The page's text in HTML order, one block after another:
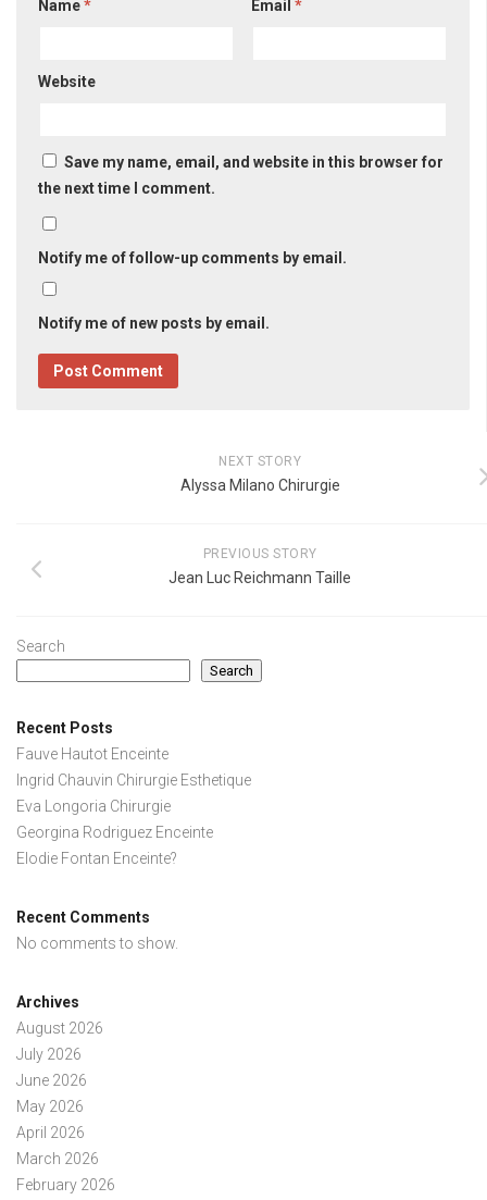
Name* Email*
Website
Save my name, email, and website in this browser for
the next time I comment.
Notify me of follow-up comments by email.
Notify me of new posts by email.
NEXT STORY
Alyssa Milano Chirurgie
PREVIOUS STORY
Jean Luc Reichmann Taille
Search
Search
Recent Posts
Fauve Hautot Enceinte
Ingrid Chauvin Chirurgie Esthetique
Eva Longoria Chirurgie
Georgina Rodriguez Enceinte
Elodie Fontan Enceinte?
Recent Comments
No comments to show.
Archives
August 2026
July 2026
June 2026
May 2026
April 2026
March 2026
February 2026